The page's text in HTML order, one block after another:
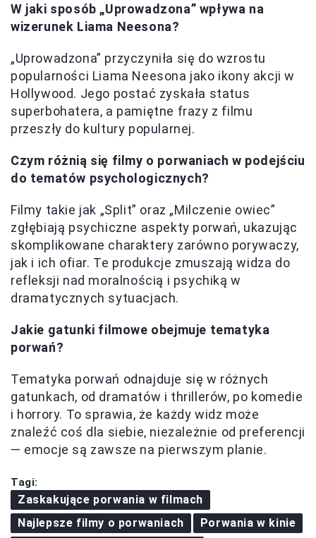
W jaki sposób „Uprowadzona” wpływa na
wizerunek Liama Neesona?
„Uprowadzona” przyczyniła się do wzrostu
popularności Liama Neesona jako ikony akcji w
Hollywood. Jego postać zyskała status
superbohatera, a pamiętne frazy z filmu
przeszły do kultury popularnej.
Czym różnią się filmy o porwaniach w podejściu
do tematów psychologicznych?
Filmy takie jak „Split” oraz „Milczenie owiec”
zgłębiają psychiczne aspekty porwań, ukazując
skomplikowane charaktery zarówno porywaczy,
jak i ich ofiar. Te produkcje zmuszają widza do
refleksji nad moralnością i psychiką w
dramatycznych sytuacjach.
Jakie gatunki filmowe obejmuje tematyka
porwań?
Tematyka porwań odnajduje się w różnych
gatunkach, od dramatów i thrillerów, po komedie
i horrory. To sprawia, że każdy widz może
znaleźć coś dla siebie, niezależnie od preferencji
— emocje są zawsze na pierwszym planie.
Tagi:
Zaskakujące porwania w filmach
Najlepsze filmy o porwaniach
Porwania w kinie